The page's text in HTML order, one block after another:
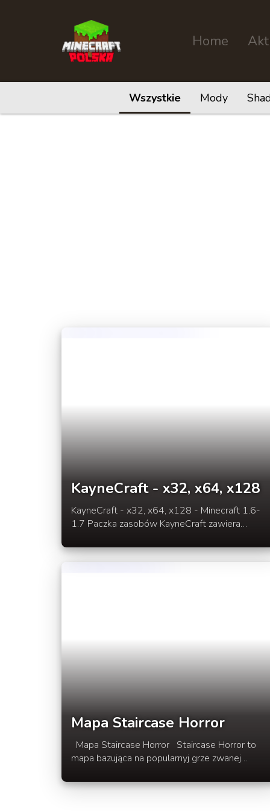
Home
Wszystkie Mody
KayneCraft - x32, x64, x128
KayneCraft - x32, x64, x128 - Minecraft 1.6-
1.7 Paczka zasobów KayneCraft zawiera
ciekawy wygląd bloków oraz mobów. Paczka
przypiomna rysunkąwą grę. Link do pobrania w
Mapa Staircase Horror
Mapa Staircase Horror Staircase Horror to
mapa bazująca na popularnyj grze zwanej
zbudowana jest z systemu command blocków